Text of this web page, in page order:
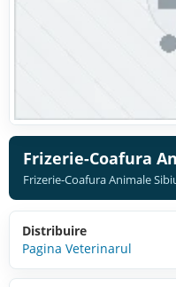
Frizerie-Coafura
Frizerie-Coafura Animale
Distribuire
Pagina Veterinarul